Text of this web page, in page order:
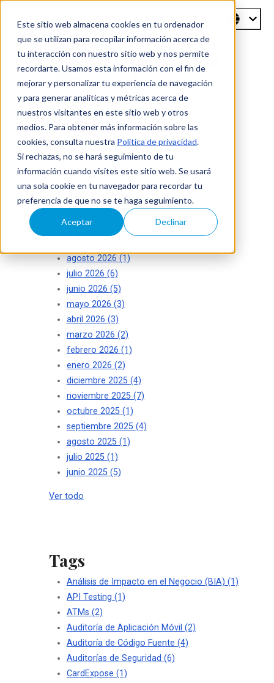
Este sitio web almacena cookies en tu ordenador
que se utilizan para recopilar información acerca de
tu interacción con nuestro sitio web y nos permite
recordarte. Usamos esta información con el fin de
mejorar y personalizar tu experiencia de navegación
y para generar analíticas y métricas acerca de
nuestros visitantes en este sitio web y otros
medios. Para obtener más información sobre las
cookies, consulta nuestra Política de privacidad.
Si rechazas, no se hará seguimiento de tu
información cuando visites este sitio web. Se usará
una sola cookie en tu navegador para recordar tu
preferencia de que no se te haga seguimiento.
Aceptar Declinar
Blog de
ISecAuditors
Su seguridad es nuestro éxito
Archivo
agosto 2026 (1)
julio 2026 (6)
junio 2026 (5)
mayo 2026 (3)
abril 2026 (3)
marzo 2026 (2)
febrero 2026 (1)
enero 2026 (2)
diciembre 2025 (4)
noviembre 2025 (7)
octubre 2025 (1)
septiembre 2025 (4)
agosto 2025 (1)
julio 2025 (1)
junio 2025 (5)
Ver todo
Tags
Análisis de Impacto en el Negocio (BIA) (1)
API Testing (1)
ATMs (2)
Auditoría de Aplicación Móvil (2)
Auditoría de Código Fuente (4)
Auditorías de Seguridad (6)
CardExpose (1)